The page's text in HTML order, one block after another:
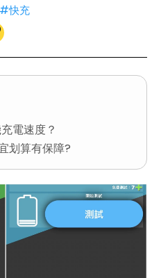
#快充
電速度？
划算有保障?